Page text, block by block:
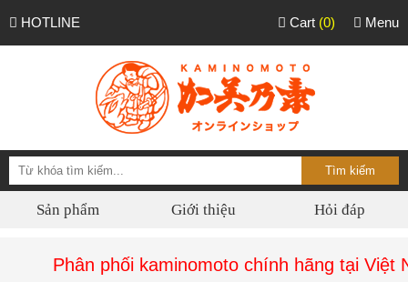
HOTLINE Menu
Cart (0)
Sản phẩm Giới thiệu Hỏi đáp
Phân phối kaminomoto chính hãng tại Việt